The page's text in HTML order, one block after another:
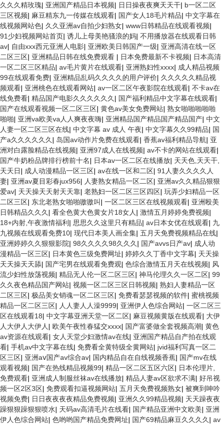
久久久精玫瑰| 亚洲国产精品日本视频| 日日操夜夜爽天天干| b一区二区
三区视频| 麻豆精东九一传媒在线观看| 国产女人18毛片精品| 中文字幕在
线视频网站色| 久久亚洲av自拍少妇熟女| www日韩精品在线观看视频|
91少妇视频网站首页| 诱儿上母美艳骚浪的妈| 不用播放器在线观看日韩
av| 自由xxx西元亚洲人电影| 亚洲欧美日韩国产一级| 亚洲高清在线一区
二区三区| 亚洲精品日韩在线免费观看 | 日本免费最新不卡视频| 日本高清
一区二区三区精品| av毛片黄片在线观看| 亚洲熟妇性xxxx| 成人精品视频
99在线观看免费| 亚洲精品乱码久久久久的用户评价| 久久久久久精品视
频观看| 亚洲桃色在线观看网站| av一区二区午夜影院在线观看| 不卡av在
线免费看| 精品国产电影久久久久久久 | 国产福利精品中文字幕在线观看|
国产在线观看视频一区二区三区| 黄色av美女免费网站| 熟女啪啪啪啪啪
啪啪| 亚洲va欧美va人人爽夜夜嗨| 亚洲精品国产精品国产精品国产| 中文
人妻一区二区三区在线| 中文字幕 av 成人 午夜| 中文字幕久久99精品| 国
产a久久久久久久 | 岛国av动作片免费在线观看| 香蕉av福利精品导航| 亚
洲对白露脸精品在线视频| 亚洲97成人在线视频| av不卡的网站在线观看|
国产牛奶粉品牌排行榜前十名| 日本av一区二区在线播放| 天天色,天天干,
天天日| 成人动漫精品一区三区| av在线一区和二区| 91人妻久久久久人
妻| 亚洲av夏目彩春jux956| 人妻熟女精品一区二区| 亚洲av久久精品狠狠
爱av| 天天操天天射天天靠| 老熟妇一区二区三区四区| 玩弄少妇精品一区
二区三区| 东北老熟女啪啪嗷嗷叫 | 一区二区三区在线视频观看| 亚洲殴美
日韩精品久久久 | 看全色黄大色黄女片18女人 | 激情五月婷婷免费视频|
18+内射,午夜激情福利 | 思思久久这里只有精品| av日本女优在线观看| 九
九视频在线观看免费10| 现代日本美人画全集| 五月天免费视频精品在线|
亚洲婷婷久久狠狠影院| 98久久久久98久久久 | 国产avvs日产av| 成人动
漫精品一区三区| 日本黄色三级免费网址| 婷婷久久丁香中文字幕| 天天操
天天操天天舔| 国产宅男在线观看免费观| 色综合激情五月天在线视频| 风
流少妇性放荡视频| 精品无人伦一区二区三区| 神马伦理久久一区二区| 99
久久夜色精品国产网站| 视频一区二区三区日韩视频| 熟妇人妻精品一区
二区三区| 极品美女销魂一区二区三区| 免费看瑟瑟视频的软件| 蜜桃视频
精品一区二区三区| 人人妻人人澡9999| 亚洲伊人色综合网站| 一区二区三
区在线观看18| 中文字幕亚洲天堂一区二区| 麻豆视频黄版在线观看| 大伊
人大伊人大伊人 | 欧美午夜性春猛交xxxx| 国产富婆做全套视频高潮| 黄色
av资源在线观看| 女人天堂少妇激情av在线| 亚洲国产精品自产拍在线观
看| 手机av中文字幕在线| 免费看全黄特级全黄网站| jvid福利写真一区二
区三区| 亚洲aⅴ国产av综合av| 国内精品自在自线视频香蕉| 国产mv在线
观看视频| 国产在热线精品视频99| 精品一区二区五区六区| 日本伦理片,
免费观看| 亚洲成人制服丝袜av在线播放| 精品人妻av区欲求不满| 好吊视
频一区2区3区| 免费观看扣逼视频网站| 五月天免费视频熟女| 被爽到呻吟
视频免费| 日日夜夜夜夜精品免费视频| 亚洲久久99精品视频| 天天躁夜夜
躁狠狠躁狠狠喷水| 天码av高清毛片在线看| 国产精品亚洲中文欧美| 亚洲
伊人色综合网站| 色哟哟国产精品免费网址| 国产69精品麻豆久久久久 | av